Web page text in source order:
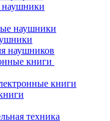
наушники
наушники
наушников
книги
книги